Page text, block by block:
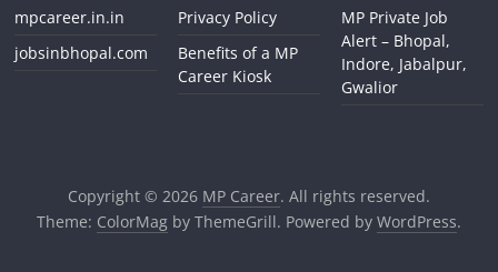
mpcareer.in.in
jobsinbhopal.com
Privacy Policy
Benefits of a MP
Career Kiosk
MP Private Job
Alert – Bhopal,
Indore, Jabalpur,
Gwalior
Copyright © 2026 MP Career. All rights reserved.
Theme: ColorMagby ThemeGrill. Powered by WordPress.